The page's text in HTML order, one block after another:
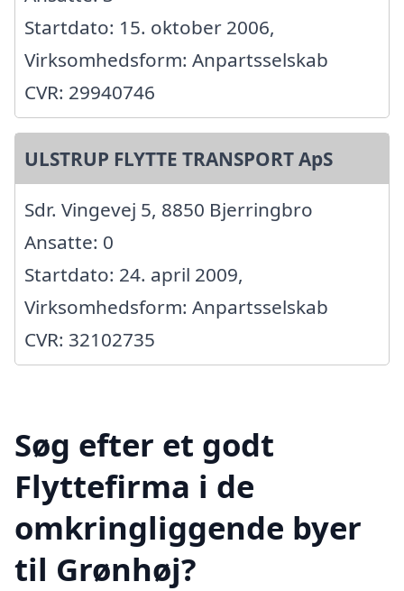
Startdato: 15. oktober 2006,
Virksomhedsform: Anpartsselskab
CVR: 29940746
ULSTRUP FLYTTE TRANSPORT ApS
Sdr. Vingevej 5, 8850 Bjerringbro
Ansatte: 0
Startdato: 24. april 2009,
Virksomhedsform: Anpartsselskab
CVR: 32102735
Søg efter et godt
Flyttefirma i de
omkringliggende byer
til Grønhøj?